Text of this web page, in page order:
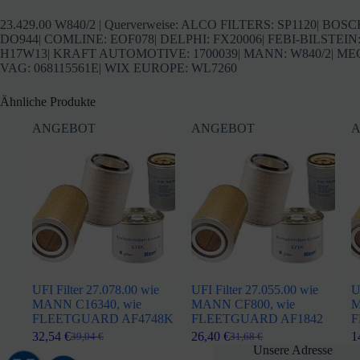
23.429.00 W840/2 | Querverweise: ALCO FILTERS: SP1120|
DO944| COMLINE: EOF078| DELPHI: FX20006| FEBI-
H17W13| KRAFT AUTOMOTIVE: 1700039| MANN: W840/2|
VAG: 068115561E| WIX EUROPE: WL7260
Ähnliche Produkte
ANGEBOT
UFI Filter 27.078.00 wie
MANN C16340, wie
FLEETGUARD AF4748K
39,04€
Ursprünglicher
Preis
32,54 €Aktueller
Preis
ANGEBOT
UFI Filter 27.055.00 wie
MANN CF800, wie
FLEETGUARD AF1842
31,68€
Ursprünglicher
26,40€Aktueller
Unsere Adresse